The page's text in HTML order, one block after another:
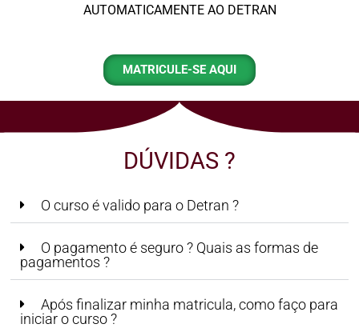
AUTOMATICAMENTE AO DETRAN
MATRICULE-SE AQUI
DÚVIDAS ?
O curso é valido para o Detran ?
O pagamento é seguro ? Quais as formas de
pagamentos ?
Após finalizar minha matricula, como faço para
iniciar o curso ?